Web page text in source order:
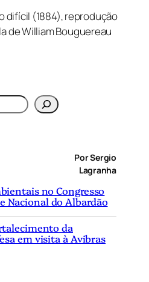
difícil (1884), reprodução
de William Bouguereau
Por Sergio
Lagranha
no Congresso
Nacional do Albardão
da
em visita à Avibras